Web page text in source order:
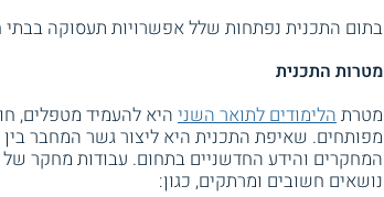
בתום התכנית נפתחות שלל אפשרויות תעסוקה בבתי
מטרות התכנית
מטרתהלימודים לתואר השני היא להעמיד מטפלים,
מפותחים. שאיפת התכנית היא ליצור גשר המחבר
המחקרים והידע החדשניים בתחום. עבודות מחקר של
נושאים חשובים ומרתקים, כגון: